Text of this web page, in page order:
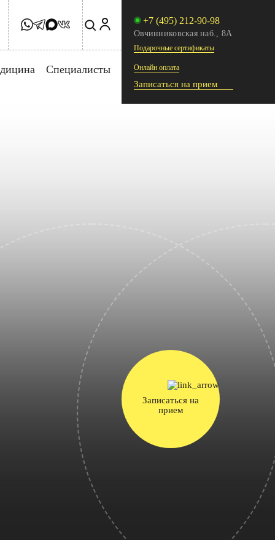
Специалисты
+7 (495) 212-90-98
Овчинниковская наб., 8А
Подарочные сертификаты
Онлайн оплата
Записаться на прием
Записаться на
прием